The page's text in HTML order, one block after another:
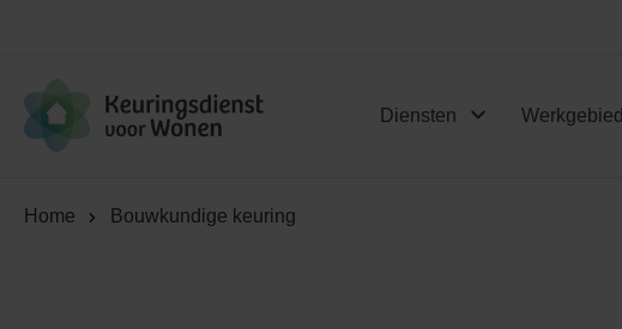
Diensten
Werkgebied
Home Bouwkundige keuring